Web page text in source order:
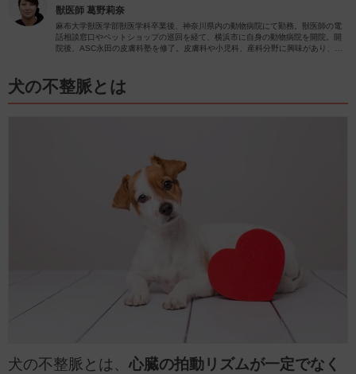
獣医師 葛野莉奈
麻布大学獣医学部獣医学科卒業後、神奈川県内の動物病院にて勤務。獣医師の電
話相談窓口やペットショップの巡回を経て、横浜市に自身の動物病院を開院。開
院後、ASC永田の皮膚科塾を修了。皮膚科や小児科、産科分野に興味があり、
犬の不整脈とは
犬の不整脈とは、 心臓の拍動リズムが一定でなく